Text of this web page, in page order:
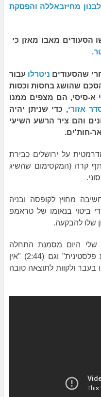
מחיזבאללה והפסקת
הסעודים מאבו מאזן כי
שהסעודים ניטרלו עבור
שהושג בחסות וכסות
א-סיסי, הם מצפים ממנו
אזורי, כדי שניתן יהיה
והם ציר הרשע השיעי
חות'ים.
על ירושלים כבירת
קרה (המקסימום שהשיג
מחוץ לקופסה ובניה
ביטוי בנאומו של טראמפ
שלו להבקעה.
" ההכרזה שלי היום מסמנת התחלה
חדשה בטיפול בסוגיה הישראלית פלסטינית" וגם (2:44) "אין
בעבר ולקוות לתוצאה טובה